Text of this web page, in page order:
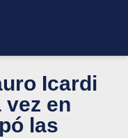
Icardi
en
las